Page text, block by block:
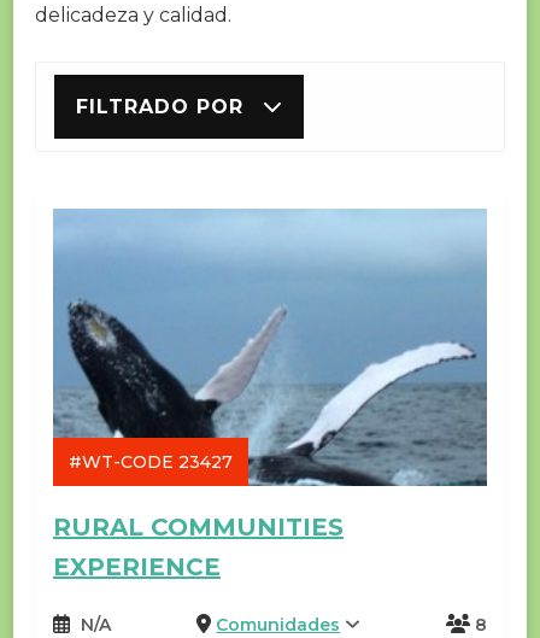
delicadeza y calidad.
FILTRADO POR
#WT-CODE 23427
RURAL COMMUNITIES
EXPERIENCE
N/A Comunidades 8